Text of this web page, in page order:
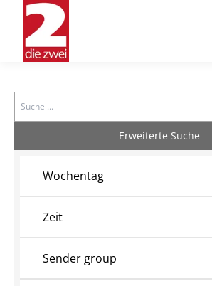
Search
Erweiterte Suche
Wochentag
Zeit
Sender group